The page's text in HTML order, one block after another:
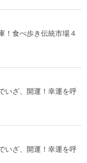
！食べ歩き伝統市場４
いざ、開運！幸運を呼
いざ、開運！幸運を呼